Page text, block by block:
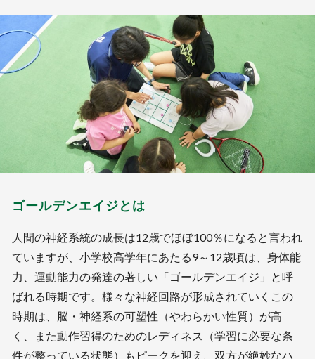
ゴールデンエイジとは
人間の神経系統の成長は12歳でほぼ100％になると言われ
ていますが、小学校高学年にあたる9～12歳頃は、身体能
力、運動能力の発達の著しい「ゴールデンエイジ」と呼
ばれる時期です。様々な神経回路が形成されていくこの
時期は、脳・神経系の可塑性（やわらかい性質）が高
く、また動作習得のためのレディネス（学習に必要な条
件が整っている状態）もピークを迎え、双方が絶妙なハ